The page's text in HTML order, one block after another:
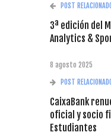
POST
3ª edición del
Analytics &
8 agosto 2025
POST
CaixaBank
oficial y socio
Estudiantes